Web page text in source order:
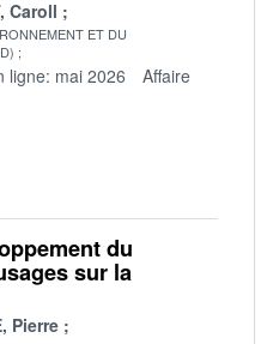
Caroll
ET DU
ligne: mai 2026
Affaire
du
sur la
Pierre